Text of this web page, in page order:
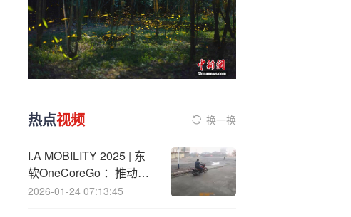
热点视频 换一换
I.A MOBILITY 2025 | 东
软OneCoreGo ：推动欧
亚汽车产业“共生共荣”
2026-01-24 07:13:45